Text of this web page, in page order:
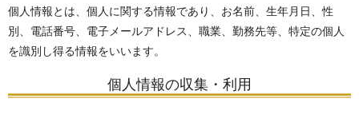
個人情報とは、個人に関する情報であり、お名前、生年月日、性
別、電話番号、電子メールアドレス、職業、勤務先等、特定の個人
を識別し得る情報をいいます。
個人情報の収集・利用